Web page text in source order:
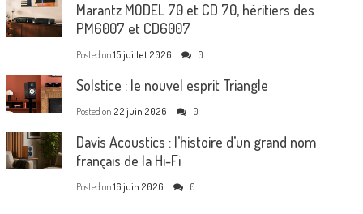
Marantz MODEL 70 et CD 70, héritiers des
PM6007 et CD6007
Posted on 15 juillet 2026 0
Solstice : le nouvel esprit Triangle
Posted on 22 juin 2026 0
Davis Acoustics : l’histoire d’un grand nom
français de la Hi-Fi
Posted on 16 juin 2026 0